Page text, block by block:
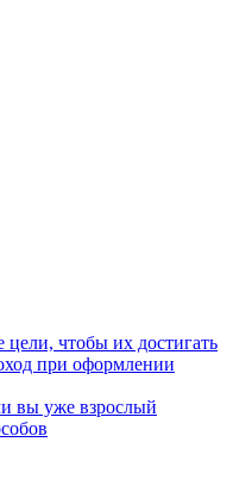
чтобы их достигать
при оформлении
вы уже взрослый